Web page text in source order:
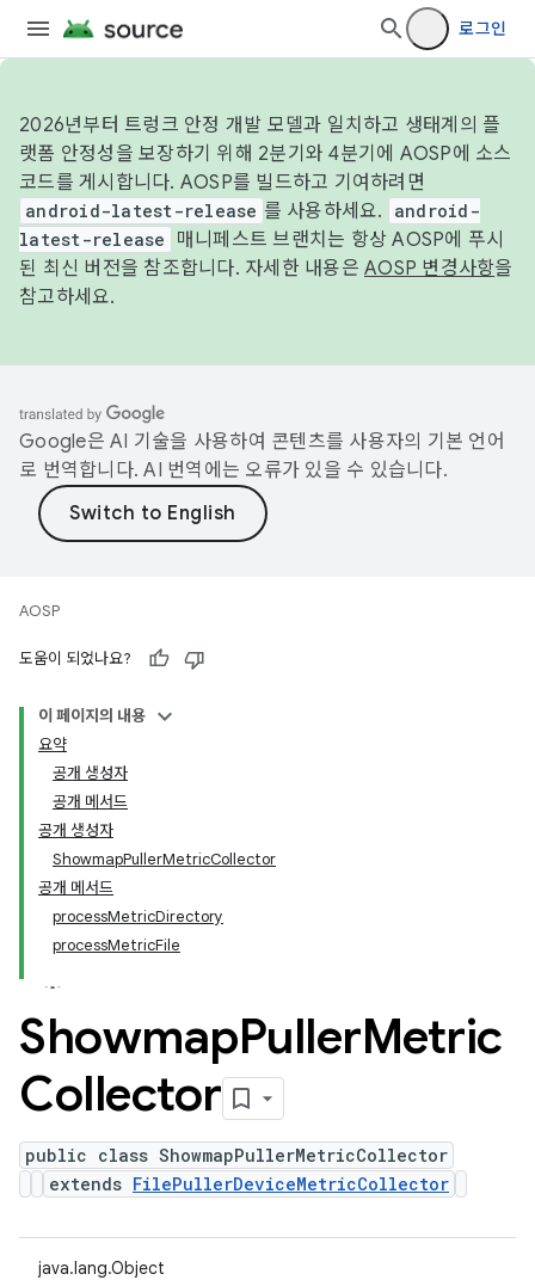
로그인
2026년부터 트렁크 안정 개발 모델과 일치하고 생태계의 플
랫폼 안정성을 보장하기 위해 2분기와 4분기에 AOSP에 소스
코드를 게시합니다. AOSP를 빌드하고 기여하려면
android-latest-release 를 사용하세요.
android-
latest-release
매니페스트 브랜치는 항상 AOSP에 푸시
된 최신 버전을 참조합니다. 자세한 내용은 AOSP 변경사항을
참고하세요.
Google은 AI 기술을 사용하여 콘텐츠를 사용자의 기본 언어
로 번역합니다. AI 번역에는 오류가 있을 수 있습니다.
AOSP
도움이 되었나요?
이 페이지의 내용
요약
공개 생성자
공개 메서드
공개 생성자
ShowmapPullerMetricCollector
공개 메서드
processMetricDirectory
processMetricFile
ShowmapPullerMetric
Collector
public class ShowmapPullerMetricCollector
extends FilePullerDeviceMetricCollector
java.lang.Object